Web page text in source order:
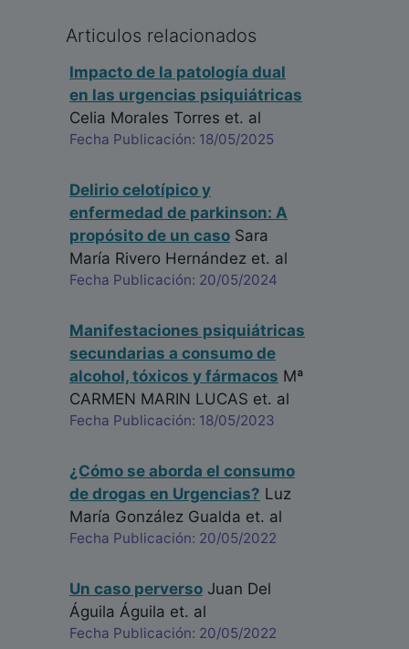
Articulos relacionados
Impacto de la patología dual
en las urgencias psiquiátricas
Celia Morales Torres et. al
Fecha Publicación: 18/05/2025
Delirio celotípico y
enfermedad de parkinson: A
propósito de un caso Sara
María Rivero Hernández et. al
Fecha Publicación: 20/05/2024
Manifestaciones psiquiátricas
secundarias a consumo de
alcohol, tóxicos y fármacos Mª
CARMEN MARIN LUCAS et. al
Fecha Publicación: 18/05/2023
¿Cómo se aborda el consumo
de drogas en Urgencias? Luz
María González Gualda et. al
Fecha Publicación: 20/05/2022
Un caso perverso Juan Del
Águila Águila et. al
Fecha Publicación: 20/05/2022